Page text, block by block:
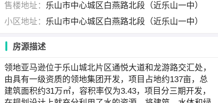
售楼地址：
乐山市中心城区白燕路北段（近乐山一中）
小区地址：
乐山市中心城区白燕路北段（近乐山一中）
房源描述
领地亚马逊位于乐山城北片区通悦大道和龙游路交汇处，
由具有一级资质的领地集团开发，项目占地约137亩，总
建筑面积约31万㎡，容积率仅为3.43，项目分三期开发，